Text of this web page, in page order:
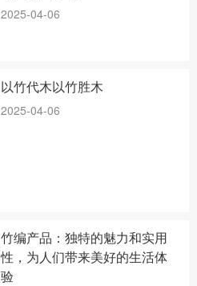
2025-04-06
以竹代木以竹胜木
2025-04-06
竹编产品：独特的魅力和实用
性，为人们带来美好的生活体
验